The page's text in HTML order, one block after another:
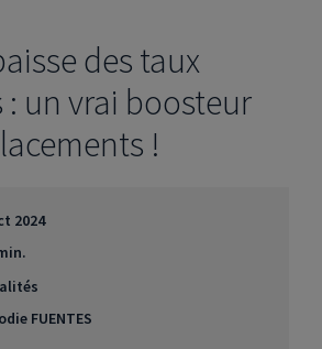
des taux
un vrai boosteur
!
2024
FUENTES